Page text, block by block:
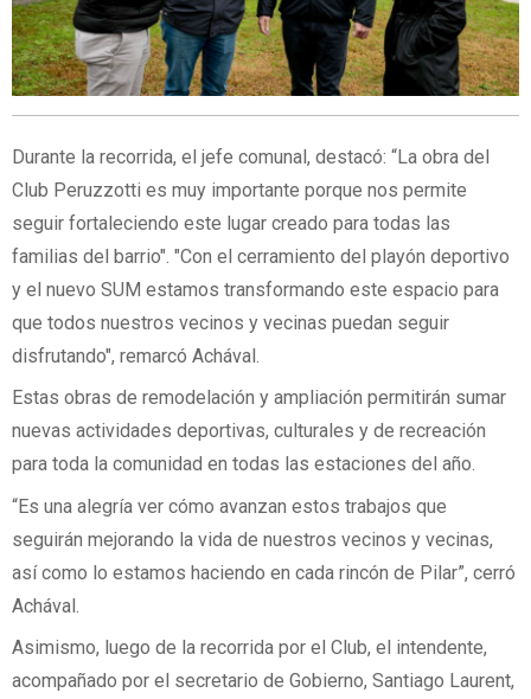
Durante la recorrida, el jefe comunal, destacó: “La obra del
Club Peruzzotti es muy importante porque nos permite
seguir fortaleciendo este lugar creado para todas las
familias del barrio". "Con el cerramiento del playón deportivo
y el nuevo SUM estamos transformando este espacio para
que todos nuestros vecinos y vecinas puedan seguir
disfrutando", remarcó Achával.
Estas obras de remodelación y ampliación permitirán sumar
nuevas actividades deportivas, culturales y de recreación
para toda la comunidad en todas las estaciones del año.
“Es una alegría ver cómo avanzan estos trabajos que
seguirán mejorando la vida de nuestros vecinos y vecinas,
así como lo estamos haciendo en cada rincón de Pilar”, cerró
Achával.
Asimismo, luego de la recorrida por el Club, el intendente,
acompañado por el secretario de Gobierno, Santiago Laurent,